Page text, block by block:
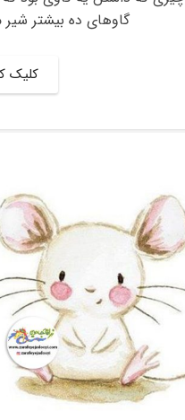
گاوهای ده بیشتر
کلیک